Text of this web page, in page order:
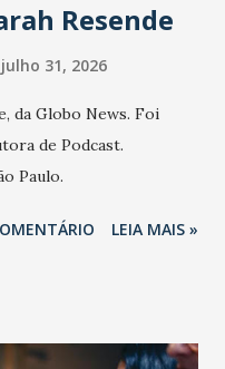
Resende
julho 31, 2026
da Globo News. Foi
de Podcast.
Paulo.
LEIA MAIS »